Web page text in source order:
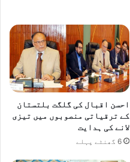
احسن اقبال کی گلگت بلتستان
کے ترقیاتی منصوبوں میں تیزی
لانے کی ہدایت
6 گھنٹے پہلے